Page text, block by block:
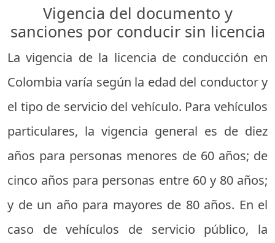
Vigencia del documento y
sanciones por conducir sin licencia
La vigencia de la licencia de conducción en
Colombia varía según la edad del conductor y
el tipo de servicio del vehículo. Para vehículos
particulares, la vigencia general es de diez
años para personas menores de 60 años; de
cinco años para personas entre 60 y 80 años;
y de un año para mayores de 80 años. En el
caso de vehículos de servicio público, la